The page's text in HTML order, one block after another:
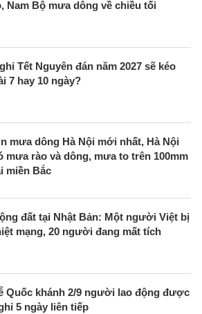
Nam Bộ mưa dông về chiều tối
Tết Nguyên đán năm 2027 sẽ kéo
7 hay 10 ngày?
mưa dông Hà Nội mới nhất, Hà Nội
mưa rào và dông, mưa to trên 100mm
miền Bắc
đất tại Nhật Bản: Một người Việt bị
mạng, 20 người đang mất tích
Quốc khánh 2/9 người lao động được
5 ngày liên tiếp